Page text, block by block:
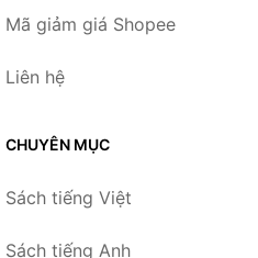
Mã giảm giá Shopee
Liên hệ
CHUYÊN MỤC
Sách tiếng Việt
Sách tiếng Anh